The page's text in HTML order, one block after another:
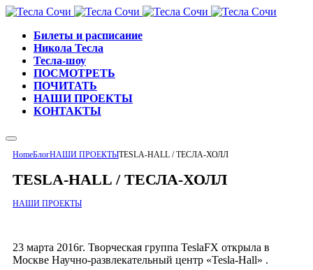
Билеты и расписание
Никола Тесла
Тесла-шоу
ПОСМОТРЕТЬ
ПОЧИТАТЬ
НАШИ ПРОЕКТЫ
КОНТАКТЫ
HomeБлогНАШИ ПРОЕКТЫTESLA-HALL / ТЕСЛА-ХОЛЛ
TESLA-HALL / ТЕСЛА-ХОЛЛ
НАШИ ПРОЕКТЫ
23 марта 2016г. Творческая группа TeslaFX открыла в
Москве Научно-развлекательный центр «Tesla-Hall» .